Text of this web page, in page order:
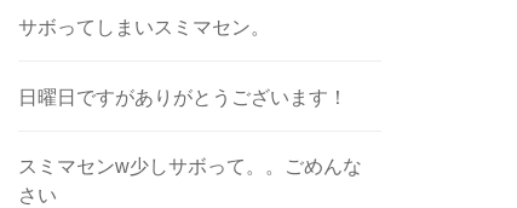
サボってしまいスミマセン。
日曜日ですがありがとうございます！
スミマセンw少しサボって。。ごめんな
さい